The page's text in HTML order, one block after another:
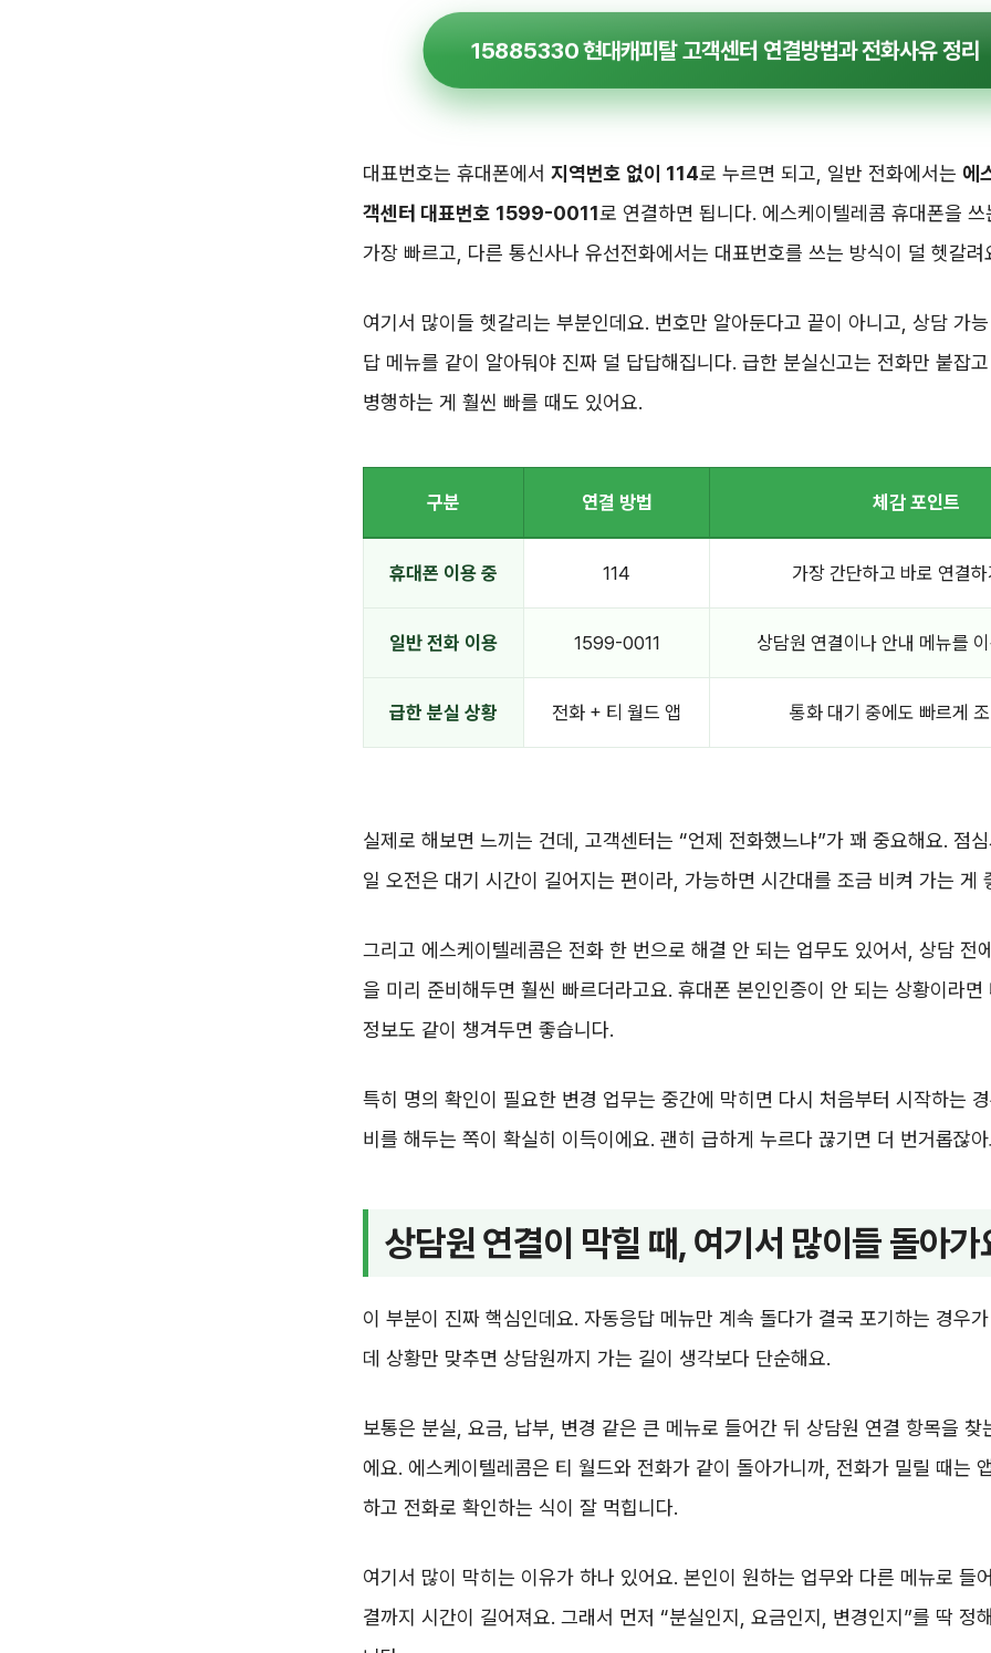
15885330 현대캐피탈 고객센터 연결방법과 전화사유 정리
대표번호는 휴대폰에서 지역번호 없이 114로 누르면 되고, 일반 전화에서는 에
객센터 대표번호 1599-0011로 연결하면 됩니다. 에스케이텔레콤 휴대폰을
가장 빠르고, 다른 통신사나 유선전화에서는 대표번호를 쓰는 방식이 덜 헷갈려
여기서 많이들 헷갈리는 부분인데요. 번호만 알아둔다고 끝이 아니고, 상담 가
답 메뉴를 같이 알아둬야 진짜 덜 답답해집니다. 급한 분실신고는 전화만 붙잡
병행하는 게 훨씬 빠를 때도 있어요.
구분 연결 방법 체감 포인트
휴대폰 이용 중 114 가장 간단하고 바로 연결
일반 전화 이용 1599-0011 상담원 연결이나 안내 메뉴를
급한 분실 상황 전화 + 티 월드 앱 통화 대기 중에도 빠르게
실제로 해보면 느끼는 건데, 고객센터는 “언제 전화했느냐”가 꽤 중요해요. 점
일 오전은 대기 시간이 길어지는 편이라, 가능하면 시간대를 조금 비켜 가는 게
그리고 에스케이텔레콤은 전화 한 번으로 해결 안 되는 업무도 있어서, 상담 전
을 미리 준비해두면 훨씬 빠르더라고요. 휴대폰 본인인증이 안 되는 상황이라면
정보도 같이 챙겨두면 좋습니다.
특히 명의 확인이 필요한 변경 업무는 중간에 막히면 다시 처음부터 시작하는
비를 해두는 쪽이 확실히 이득이에요. 괜히 급하게 누르다 끊기면 더 번거롭잖
상담원 연결이 막힐 때, 여기서 많이들 돌아가
이 부분이 진짜 핵심인데요. 자동응답 메뉴만 계속 돌다가 결국 포기하는 경우
데 상황만 맞추면 상담원까지 가는 길이 생각보다 단순해요.
보통은 분실, 요금, 납부, 변경 같은 큰 메뉴로 들어간 뒤 상담원 연결 항목을 찾
에요. 에스케이텔레콤은 티 월드와 전화가 같이 돌아가니까, 전화가 밀릴 때는
하고 전화로 확인하는 식이 잘 먹힙니다.
여기서 많이 막히는 이유가 하나 있어요. 본인이 원하는 업무와 다른 메뉴로 들
결까지 시간이 길어져요. 그래서 먼저 “분실인지, 요금인지, 변경인지”를 딱 정